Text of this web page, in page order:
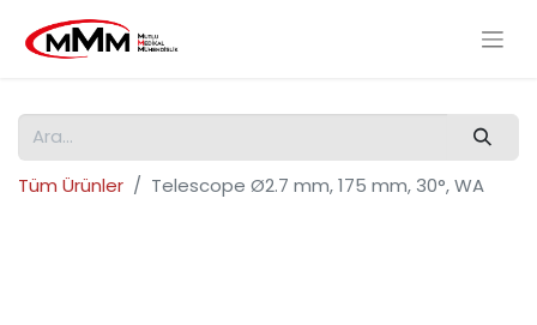
Tüm Ürünler Telescope Ø2.7 mm, 175 mm, 30°, WA